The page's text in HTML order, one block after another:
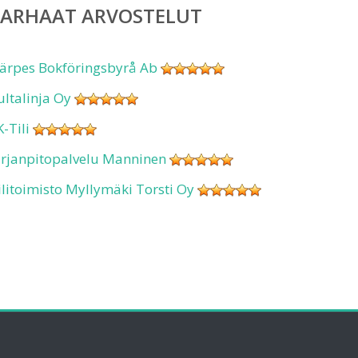
ARVOSTELUT
Bokföringsbyrå Ab
Oy
Tili
Manninen
Myllymäki Torsti Oy